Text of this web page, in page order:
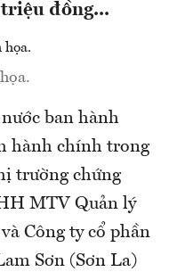
đồng...
ban hành
hành chính trong
trường chứng
MTV Quản lý
Công ty cổ phần
Sơn (Sơn La)